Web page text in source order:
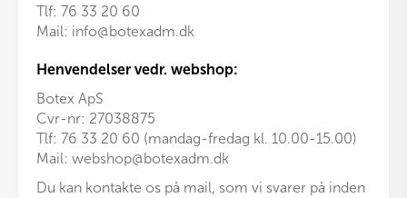
Tlf: 76 33 20 60
Mail: info@botexadm.dk
Henvendelser vedr. webshop:
Botex ApS
Cvr-nr: 27038875
Tlf: 76 33 20 60 (mandag-fredag kl. 10.00-15.00)
Mail: webshop@botexadm.dk
Du kan kontakte os på mail, som vi svarer på inden